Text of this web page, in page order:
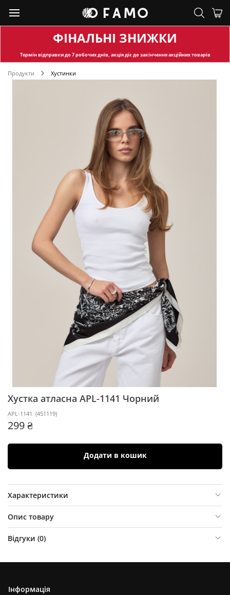
ФІНАЛЬНІ ЗНИЖКИ
Термін відправкидо 7 робочих днів, акція діє до закінчення акційних товарів
Продукти Хустинки
Хустка атласна APL-1141 Чорний
APL-1141 (451119)
299 ₴
Додати в кошик
Характеристики
Опис товару
Відгуки (0)
Інформація